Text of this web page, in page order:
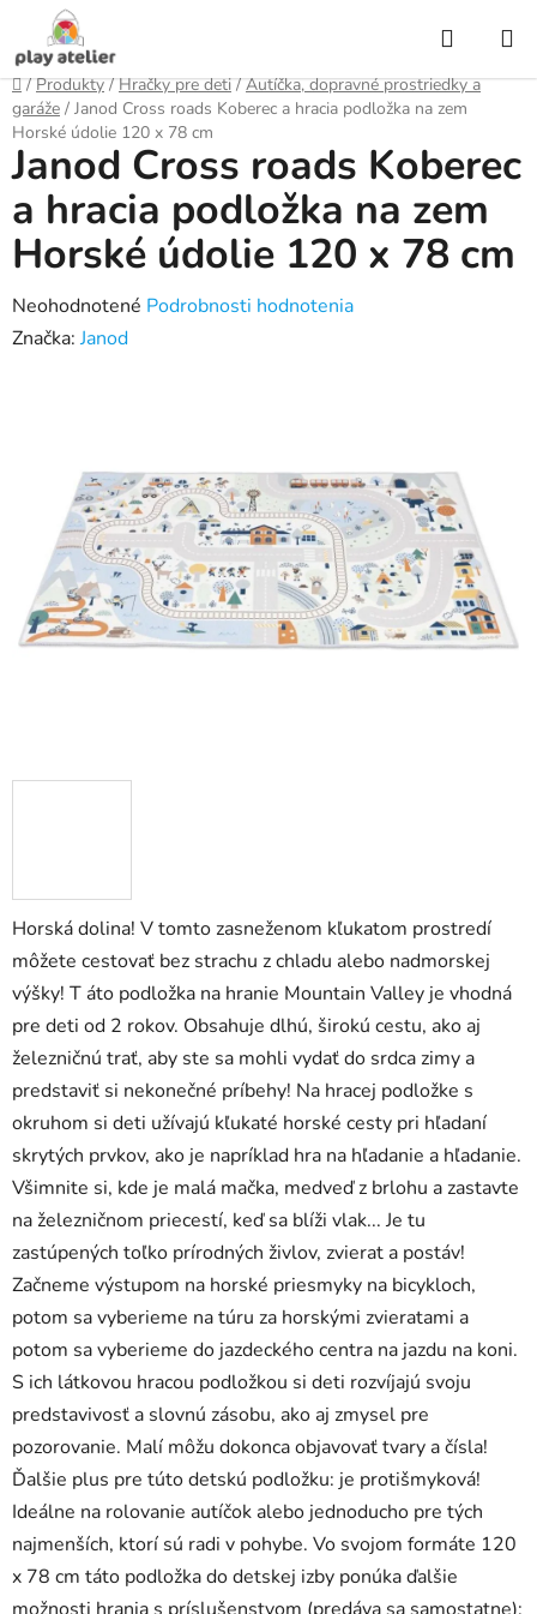
obsah
Hľadať
Domov
/ Produkty / Hračky pre deti / Autíčka, dopravné prostriedky a
garáže / Janod Cross roads Koberec a hracia podložka na zem
Horské údolie 120 x 78 cm
Horská dolina! V tomto zasneženom kľukatom prostredí
môžete cestovať bez strachu z chladu alebo nadmorskej
výšky! T áto podložka na hranie Mountain Valley je vhodná
pre deti od 2 rokov. Obsahuje dlhú, širokú cestu, ako aj
železničnú trať, aby ste sa mohli vydať do srdca zimy a
predstaviť si nekonečné príbehy! Na hracej podložke s
okruhom si deti užívajú kľukaté horské cesty pri hľadaní
skrytých prvkov, ako je napríklad hra na hľadanie a hľadanie.
Všimnite si, kde je malá mačka, medveď z brlohu a zastavte
na železničnom priecestí, keď sa blíži vlak... Je tu
zastúpených toľko prírodných živlov, zvierat a postáv!
Začneme výstupom na horské priesmyky na bicykloch,
potom sa vyberieme na túru za horskými zvieratami a
potom sa vyberieme do jazdeckého centra na jazdu na koni.
S ich látkovou hracou podložkou si deti rozvíjajú svoju
predstavivosť a slovnú zásobu, ako aj zmysel pre
pozorovanie. Malí môžu dokonca objavovať tvary a čísla!
Ďalšie plus pre túto detskú podložku: je protišmyková!
Ideálne na rolovanie autíčok alebo jednoducho pre tých
najmenších, ktorí sú radi v pohybe. Vo svojom formáte 120
x 78 cm táto podložka do detskej izby ponúka ďalšie
Janod Cross roads Koberec
a hracia podložka na zem
Horské údolie 120 x 78 cm
Priemerné
hodnotenie
hviezdičiek.
Neohodnotené Podrobnosti hodnotenia
Značka: Janod